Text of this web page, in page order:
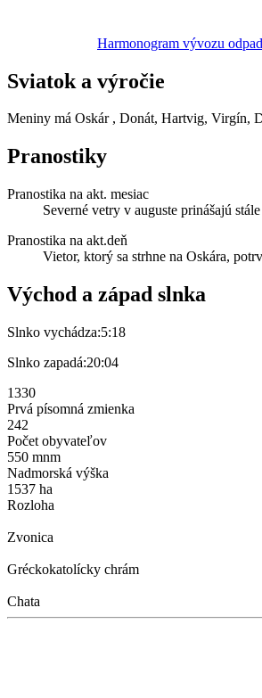
Harmonogram vývozu
Sviatok a výročie
Meniny má Oskár , Donát, Hartvig, Virgín,
Pranostiky
Pranostika na akt. mesiac
Severné vetry v auguste prinášajú
Pranostika na akt.deň
Vietor, ktorý sa strhne na Oskára,
Východ a západ slnka
Slnko vychádza:5:18
Slnko zapadá:20:04
1330
Prvá písomná zmienka
242
Počet obyvateľov
550 mnm
Nadmorská výška
1537 ha
Rozloha
Zvonica
Gréckokatolícky chrám
Chata